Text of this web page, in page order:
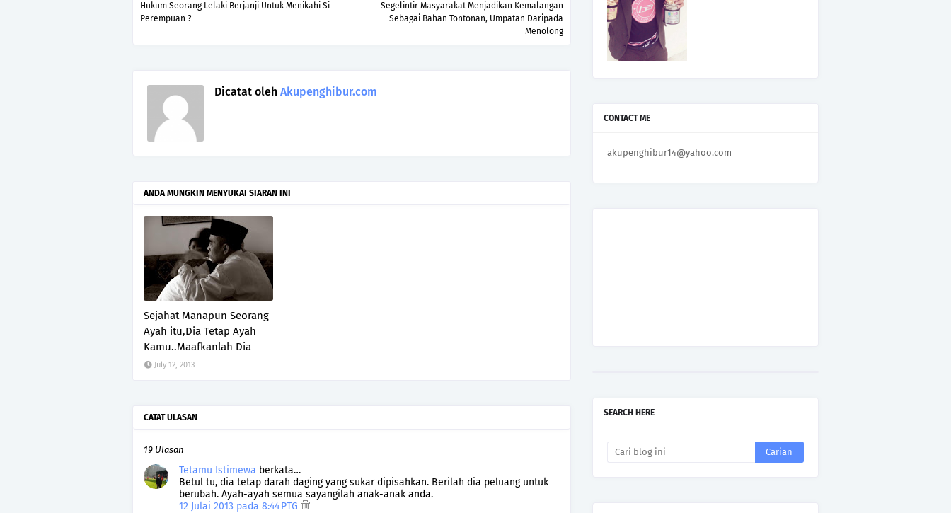
Segelintir Masyarakat Menjadikan Kemalangan
Sebagai Bahan Tontonan, Umpatan Daripada
Menolong
Hukum Seorang Lelaki Berjanji Untuk Menikahi Si
Perempuan ?
Dicatat oleh Akupenghibur.com
ANDA MUNGKIN MENYUKAI SIARAN INI
Sejahat Manapun Seorang
Ayah itu,Dia Tetap Ayah
Kamu..Maafkanlah Dia
July 12, 2013
CATAT ULASAN
19 Ulasan
Tetamu Istimewa berkata…
Betul tu, dia tetap darah daging yang sukar dipisahkan. Berilah dia peluang untuk
berubah. Ayah-ayah semua sayangilah anak-anak anda.
12 Julai 2013 pada 8:44 PTG
CONTACT ME
akupenghibur14@yahoo.com
SEARCH HERE